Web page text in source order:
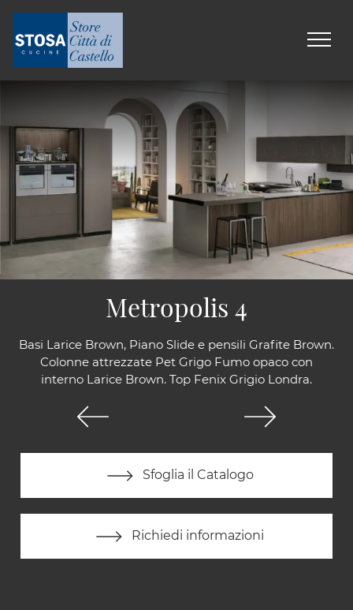
Basi Larice Brown, Piano Slide e pensili Grafite Brown.
Colonne attrezzate Pet Grigo Fumo opaco con
interno Larice Brown. Top Fenix Grigio Londra.
Sfoglia il Catalogo
Richiedi informazioni
Metropolis 4